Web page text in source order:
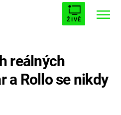
ŽIVĚ
AVENGERS 5
reálných
a Rollo se nikdy